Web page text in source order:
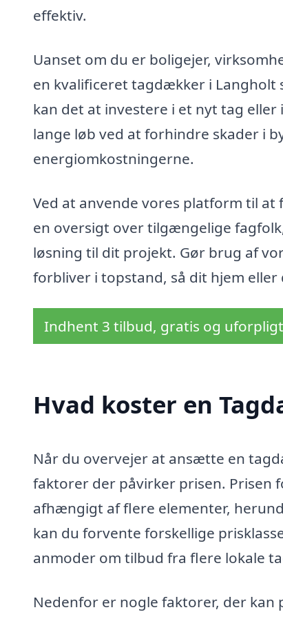
effektiv.
Uanset om du er boligejer,
en kvalificeret tagdækker i
kan det at investere i et nyt tag
lange løb ved at forhindre skader i
energiomkostningerne.
Ved at anvende vores platform til
en oversigt over tilgængelige
løsning til dit projekt. Gør brug af
forbliver i topstand, så dit hjem
Indhent 3 tilbud, gratis og
Hvad koster en
Når du overvejer at ansætte en
faktorer der påvirker prisen. Prisen
afhængigt af flere elementer,
kan du forvente forskellige
anmoder om tilbud fra flere lokale
Nedenfor er nogle faktorer, der kan